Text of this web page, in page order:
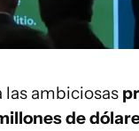
las ambiciosas
de